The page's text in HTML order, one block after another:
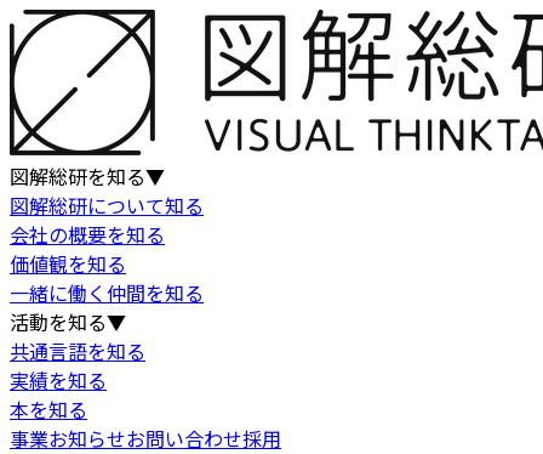
図解総研を知る▼
図解総研について知る
会社の概要を知る
価値観を知る
一緒に働く仲間を知る
活動を知る▼
共通言語を知る
実績を知る
本を知る
事業お知らせお問い合わせ採用